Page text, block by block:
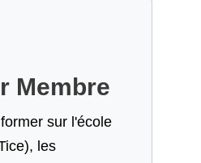
Membre
sur l'école
les